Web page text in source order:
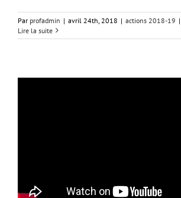
Par profadmin | avril 24th, 2018 | actions 2018-19 |
Lire la suite